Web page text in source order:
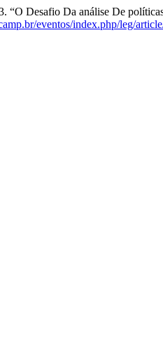
“O Desafio Da análise De
eventos/index.php/leg/